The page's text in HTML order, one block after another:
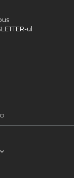
ul